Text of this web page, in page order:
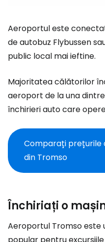
Aeroportul este
de autobuz Flybussen
public local mai ieftine.
Majoritatea călătorilor
aeroport de la una
închirieri auto care
Comparați prețurile
din Tromso
Închiriați o
Aeroportul Tromso este